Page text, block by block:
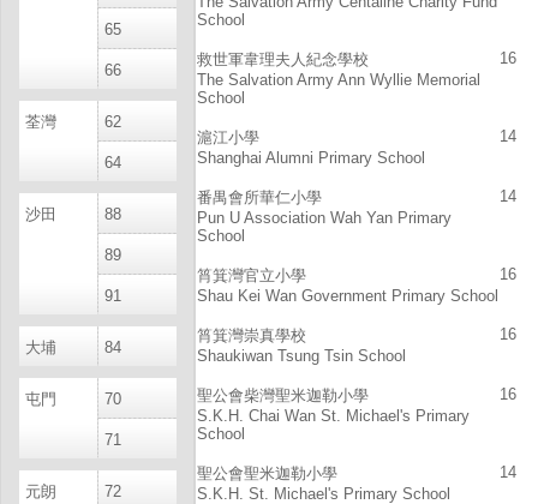
65
66
荃灣 62
64
沙田 88
89
91
大埔 84
屯門 70
71
元朗 72
School
救世軍韋理夫人紀念學校
The Salvation Army Ann Wyllie Memorial
School
16
滬江小學
Shanghai Alumni Primary School
14
番禺會所華仁小學
Pun U Association Wah Yan Primary
School
14
筲箕灣官立小學
Shau Kei Wan Government Primary School
16
筲箕灣崇真學校
Shaukiwan Tsung Tsin School
16
聖公會柴灣聖米迦勒小學
S.K.H. Chai Wan St. Michael's Primary
School
16
聖公會聖米迦勒小學
S.K.H. St. Michael's Primary School
14